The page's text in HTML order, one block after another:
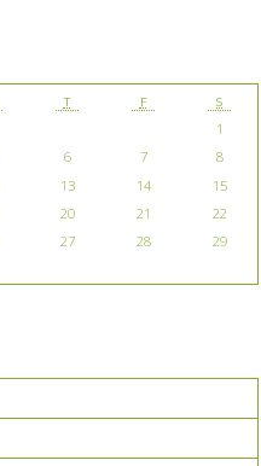
T F S
1
6 7
8
13 14
15
20 21
22
27 28
29